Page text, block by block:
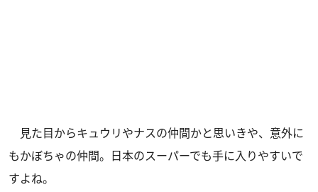
見た目からキュウリやナスの仲間かと思いきや、意外に
もかぼちゃの仲間。日本のスーパーでも手に入りやすいで
すよね。